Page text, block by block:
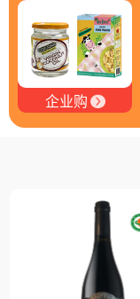
品味卓
企业购